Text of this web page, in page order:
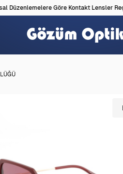
Göre Kontakt Lensler